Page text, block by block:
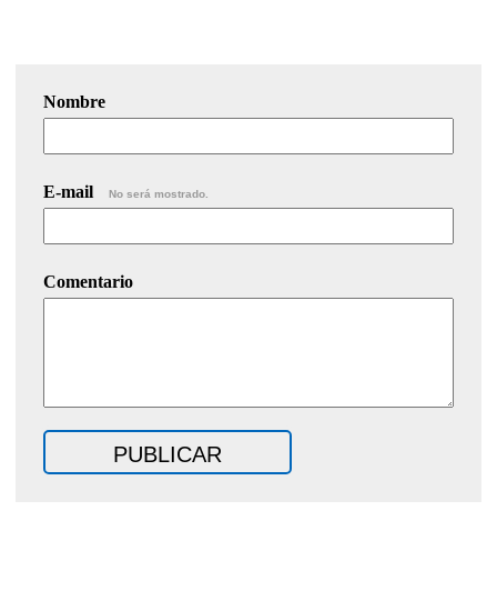
Nombre
E-mail No será mostrado.
Comentario